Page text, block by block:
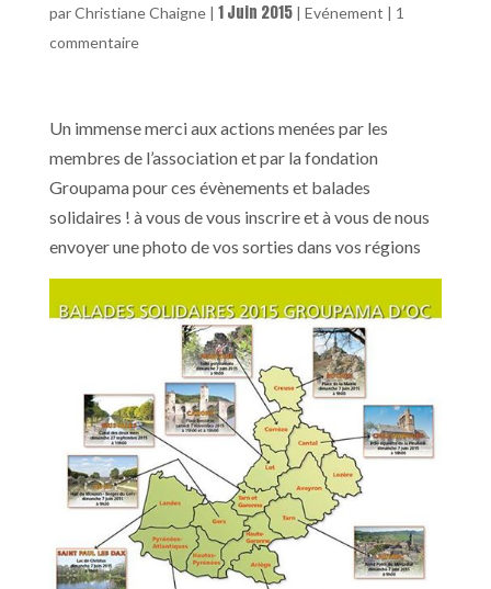
parChristiane Chaigne| 1 Juin 2015| Evénement | 1
commentaire
Un immense merci aux actions menées par les
membres de l’association et par la fondation
Groupama pour ces évènements et balades
solidaires ! à vous de vous inscrire et à vous de nous
envoyer une photo de vos sorties dans vos régions